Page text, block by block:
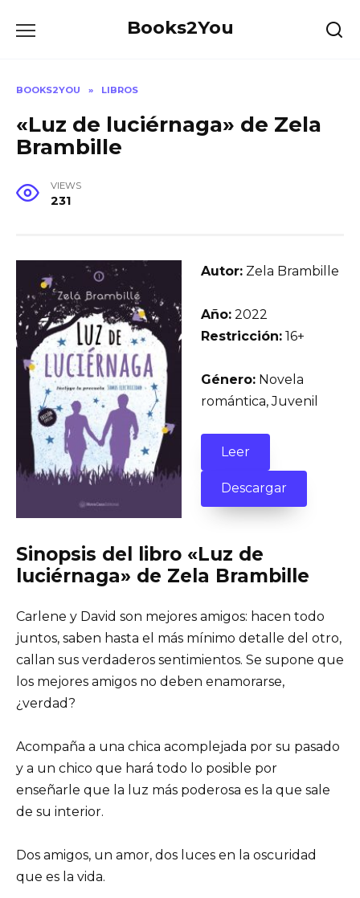
Books2You
BOOKS2YOU » LIBROS
«Luz de luciérnaga» de Zela
Brambille
VIEWS
231
Autor: Zela Brambille
Año: 2022
Restricción: 16+
Género: Novela
romántica, Juvenil
Leer
Descargar
Sinopsis del libro «Luz de
luciérnaga» de Zela Brambille
Carlene y David son mejores amigos: hacen todo
juntos, saben hasta el más mínimo detalle del otro,
callan sus verdaderos sentimientos. Se supone que
los mejores amigos no deben enamorarse,
¿verdad?
Acompaña a una chica acomplejada por su pasado
y a un chico que hará todo lo posible por
enseñarle que la luz más poderosa es la que sale
de su interior.
Dos amigos, un amor, dos luces en la oscuridad
que es la vida.